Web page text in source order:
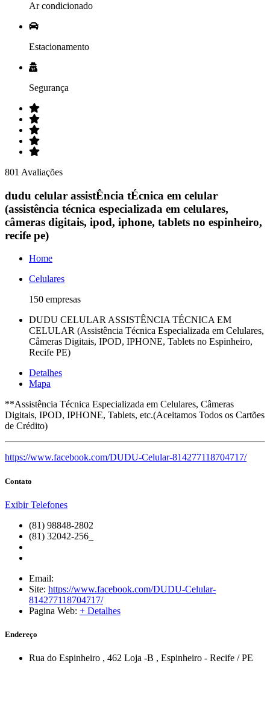
Ar condicionado
Estacionamento
Segurança
801 Avaliações
dudu celular assistÊncia tÉcnica em celular
(assistência técnica especializada em celulares,
câmeras digitais, ipod, iphone, tablets no espinheiro,
recife pe)
Home
Celulares
150 empresas
DUDU CELULAR ASSISTÊNCIA TÉCNICA EM
CELULAR (Assistência Técnica Especializada em Celulares,
Câmeras Digitais, IPOD, IPHONE, Tablets no Espinheiro,
Recife PE)
Detalhes
Mapa
**Assistência Técnica Especializada em Celulares, Câmeras
Digitais, IPOD, IPHONE, Tablets, etc.(Aceitamos Todos os Cartões
de Crédito)
https://www.facebook.com/DUDU-Celular-814277118704717/
Contato
Exibir Telefones
(81) 98848-2802
(81) 32042-256_
Email:
Site: https://www.facebook.com/DUDU-Celular-
814277118704717/
Pagina Web: + Detalhes
Endereço
Rua do Espinheiro , 462 Loja -B , Espinheiro - Recife /PE